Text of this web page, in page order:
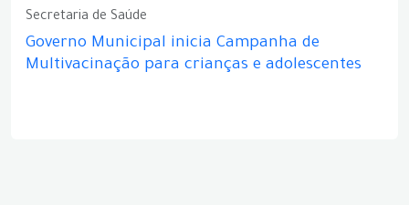
Secretaria de Saúde
Governo Municipal inicia Campanha de
Multivacinação para crianças e adolescentes